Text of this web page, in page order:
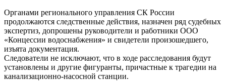
Органами регионального управления СК России
продолжаются следственные действия, назначен ряд судебных
экспертиз, допрошены руководители и работники ООО
«Концессии водоснабжения» и свидетели произошедшего,
изъята документация.
Следователи не исключают, что в ходе расследования будут
установлены и другие фигуранты, причастные к трагедии на
канализационно-насосной станции.